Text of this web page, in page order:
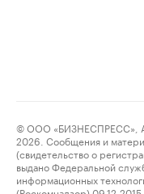
© ООО «БИЗНЕСПРЕСС»,
2026. Сообщения и
(свидетельство о
выдано Федеральной
информационных